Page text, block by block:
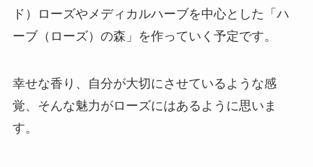
ド）ローズやメディカルハーブを中心とした「ハ
ーブ（ローズ）の森」を作っていく予定です。
幸せな香り、自分が大切にさせているような感
覚、そんな魅力がローズにはあるように思いま
す。